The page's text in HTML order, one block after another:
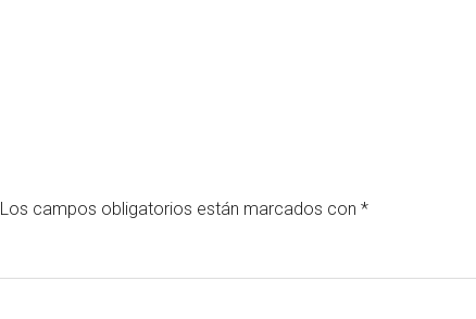
Los campos obligatorios están marcados con *